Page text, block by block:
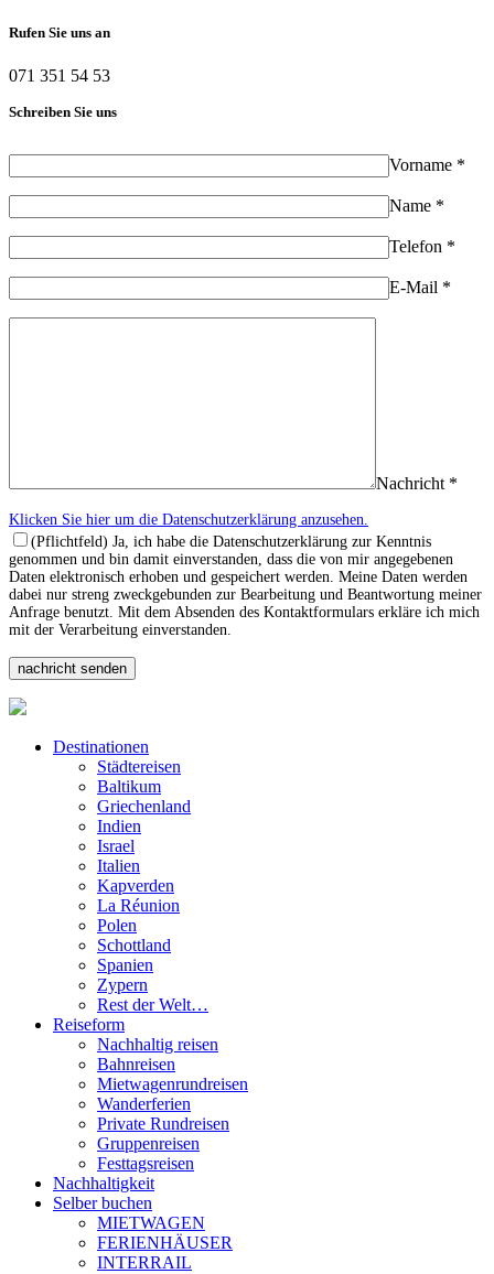
Rufen Sie uns an
071 351 54 53
Schreiben Sie uns
Vorname *
Name *
Telefon *
E-Mail *
Nachricht *
Klicken Sie hier um die Datenschutzerklärung anzusehen.
(Pflichtfeld) Ja, ich habe die Datenschutzerklärung zur Kenntnis
genommen und bin damit einverstanden, dass die von mir angegebenen
Daten elektronisch erhoben und gespeichert werden. Meine Daten werden
dabei nur streng zweckgebunden zur Bearbeitung und Beantwortung meiner
Anfrage benutzt. Mit dem Absenden des Kontaktformulars erkläre ich mich
mit der Verarbeitung einverstanden.
Destinationen
Städtereisen
Baltikum
Griechenland
Indien
Israel
Italien
Kapverden
La Réunion
Polen
Schottland
Spanien
Zypern
Rest der Welt…
Reiseform
Nachhaltig reisen
Bahnreisen
Mietwagenrundreisen
Wanderferien
Private Rundreisen
Gruppenreisen
Festtagsreisen
Nachhaltigkeit
Selber buchen
MIETWAGEN
FERIENHÄUSER
INTERRAIL